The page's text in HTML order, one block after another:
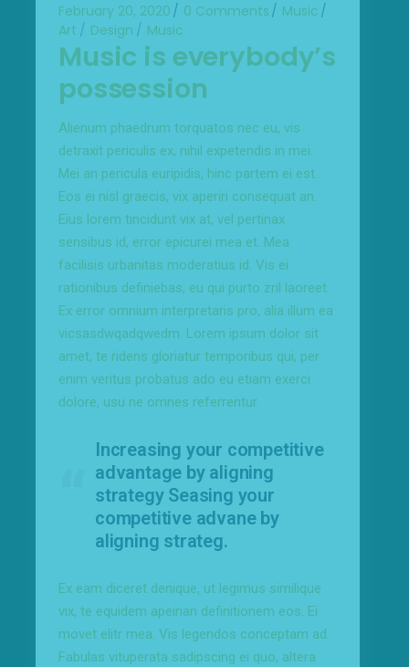
February 20, 2020 0 Comments
Music
Art
Design Music
Music is everybody’s
possession
Alienum phaedrum torquatos nec eu, vis
detraxit periculis ex, nihil expetendis in mei.
Mei an pericula euripidis, hinc partem ei est.
Eos ei nisl graecis, vix aperiri consequat an.
Eius lorem tincidunt vix at, vel pertinax
sensibus id, error epicurei mea et. Mea
facilisis urbanitas moderatius id. Vis ei
rationibus definiebas, eu qui purto zril laoreet.
Ex error omnium interpretaris pro, alia illum ea
vicsasdwqadqwedm. Lorem ipsum dolor sit
amet, te ridens gloriatur temporibus qui, per
enim veritus probatus ado eu etiam exerci
dolore, usu ne omnes referrentur.
Increasing your competitive
advantage by aligning
strategy Seasing your
competitive advane by
aligning strateg.
Ex eam diceret denique, ut legimus similique
vix, te equidem apeirian definitionem eos. Ei
movet elitr mea. Vis legendos conceptam ad.
Fabulas vituperata sadipscing ei quo, altera